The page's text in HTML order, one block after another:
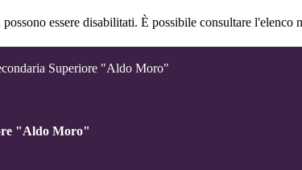
essere disabilitati. È possibile consultare l'elenco
Superiore "Aldo Moro"
"Aldo Moro"